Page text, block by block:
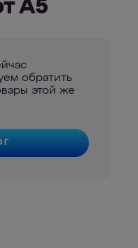
А5
обратить
этой же